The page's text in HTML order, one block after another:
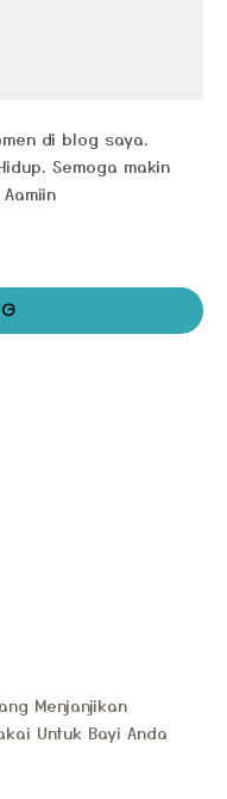
di blog saya.
Semoga makin
Menjanjikan
Untuk Bayi Anda